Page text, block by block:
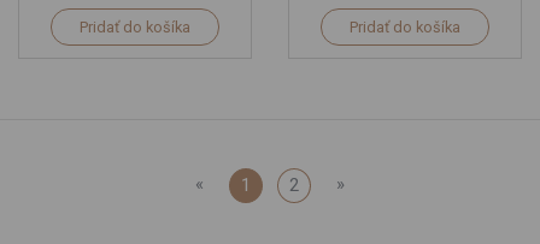
Pridať do košíka Pridať do košíka
« 1 2 »